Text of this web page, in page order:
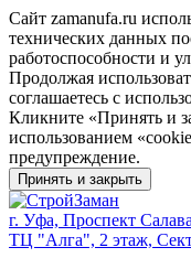
Сайт zamanufa.ru
технических данных
работоспособности и
Продолжая
соглашаетесь с
Кликните «Принять и
использованием
предупреждение.
Принять и закрыть
г. Уфа, Проспект
ТЦ "Алга", 2 этаж,